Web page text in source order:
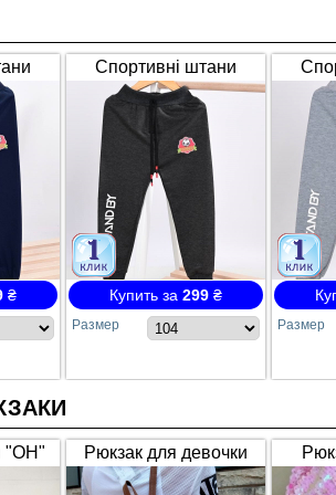
2 на
₴
Спортивні штани
"SOCCER" А451-2 на
гумці, тонкі, графіт
Купить за 299 ₴
Размер Размер
"OH"
Рюкзак для девочки
"Микс" мини